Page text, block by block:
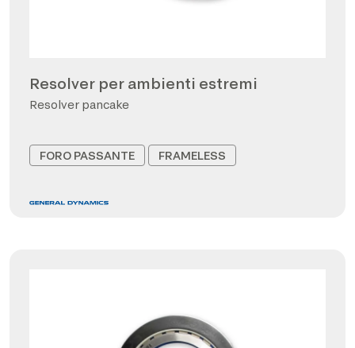
Resolver per ambienti estremi
Resolver pancake
FORO PASSANTE FRAMELESS